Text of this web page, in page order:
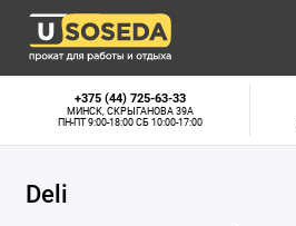
+375 (44) 725-63-33
МИНСК, СКРЫГАНОВА 39А
ПН-ПТ 9:00-18:00 СБ 10:00-17:00
Deli